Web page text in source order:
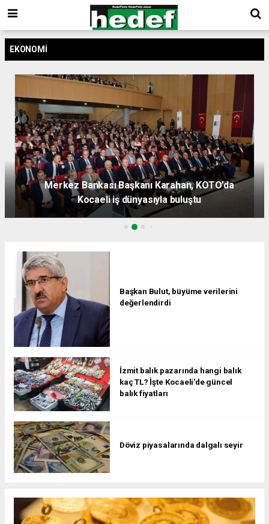
EKONOMI
Merkez Bankası Başkanı Karahan, KOTO’da
Kocaeli iş dünyasıyla buluştu
Başkan Bulut, büyüme verilerini
değerlendirdi
İzmit balık pazarında hangi balık
kaç TL? İşte Kocaeli'de güncel
balık fiyatları
Döviz piyasalarında dalgalı seyir